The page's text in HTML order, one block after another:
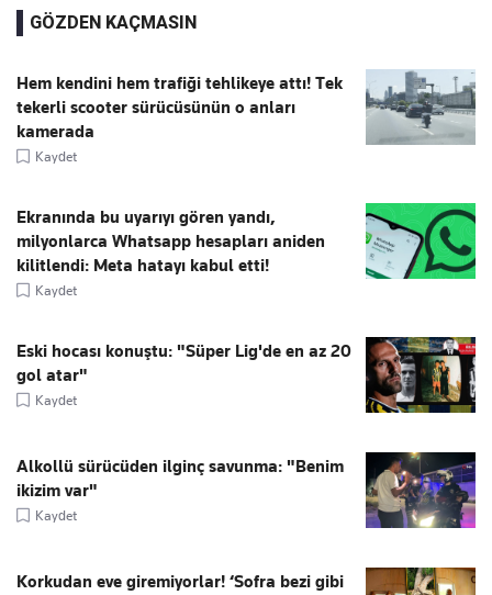
GÖZDEN KAÇMASIN
Hem kendini hem trafiği tehlikeye attı! Tek
tekerli scooter sürücüsünün o anları
kamerada
Kaydet
Ekranında bu uyarıyı gören yandı,
milyonlarca Whatsapp hesapları aniden
kilitlendi: Meta hatayı kabul etti!
Kaydet
Eski hocası konuştu: "Süper Lig'de en az 20
gol atar"
Kaydet
Alkollü sürücüden ilginç savunma: "Benim
ikizim var"
Kaydet
Korkudan eve giremiyorlar! ‘Sofra bezi gibi